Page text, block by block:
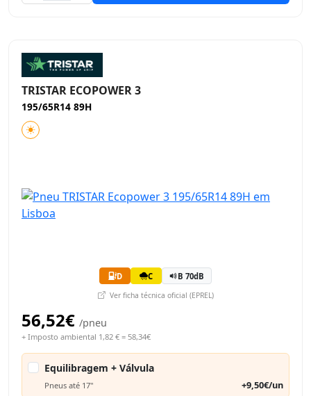
TRISTAR ECOPOWER 3
195/65R14 89H
D C B 70dB
Ver ficha técnica oficial (EPREL)
56,52€ /pneu
+ Imposto ambiental 1,82 € = 58,34€
Equilibragem + Válvula
Pneus até 17" +9,50€/un